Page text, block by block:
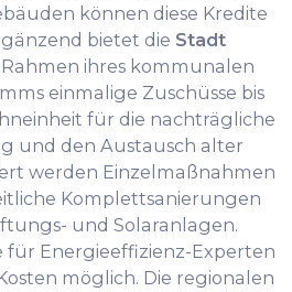
können diese Kredite
bietet die Stadt
ihres kommunalen
einmalige Zuschüsse bis
für die nachträgliche
und den Austausch alter
werden Einzelmaßnahmen
Komplettsanierungen
und Solaranlagen.
für Energieeffizienz-Experten
möglich. Die regionalen